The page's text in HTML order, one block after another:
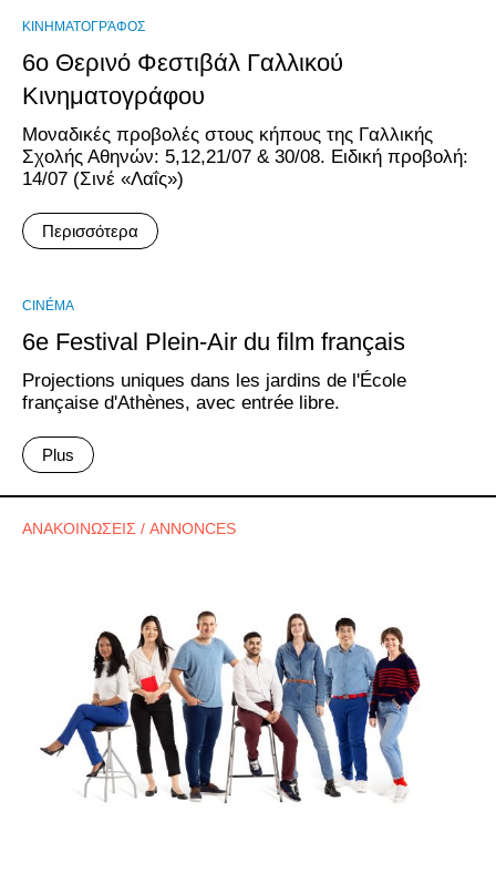
ΚΙΝΗΜΑΤΟΓΡΆΦΟΣ
6ο Θερινό Φεστιβάλ Γαλλικού
Κινηματογράφου
Mοναδικές προβολές στους κήπους της Γαλλικής
Σχολής Αθηνών: 5,12,21/07 & 30/08. Ειδική προβολή:
14/07 (Σινέ «Λαΐς»)
Περισσότερα
CINÉMA
6e Festival Plein-Air du film français
Projections uniques dans les jardins de l'École
française d'Athènes, avec entrée libre.
Plus
ΑΝΑΚΟΙΝΩΣΕΙΣ / ANNONCES